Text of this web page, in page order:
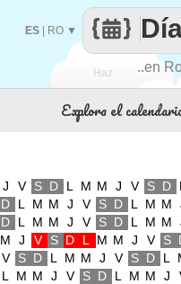
Haz ..en
ES RO ▼
Explora el
J V S D L M M J V S D L
D
L M M J V S D L M M
D
L M M J V S D L M M
M
J V S D L M M J V S
V
S D L M M J V S D L
L
M M J V S D L M M J